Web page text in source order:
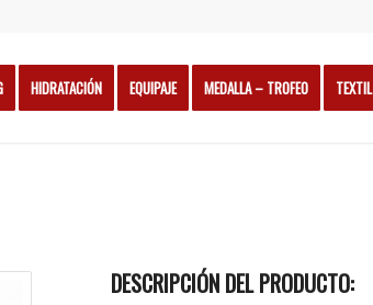
HIDRATACIÓN EQUIPAJE MEDALLA – TROFEO TEXTIL
DESCRIPCIÓN DEL PRODUCTO: